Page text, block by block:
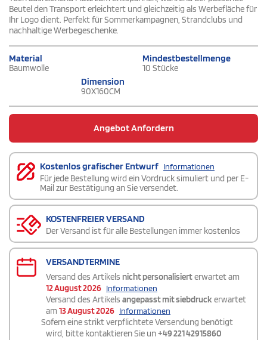
Beutel den Transport erleichtert und gleichzeitig als Werbefläche für
Ihr Logo dient. Perfekt für Sommerkampagnen, Strandclubs und
nachhaltige Werbegeschenke.
Material
Baumwolle
Mindestbestellmenge
10 Stücke
Dimension
90X160CM
Angebot Anfordern
Kostenlos grafischer Entwurf Informationen
Für jede Bestellung wird ein Vordruck simuliert und per E-
Mail zur Bestätigung an Sie versendet.
KOSTENFREIER VERSAND
Der Versand ist für alle Bestellungen immer kostenlos
VERSANDTERMINE
Versand des Artikels nicht personalisierterwartet am
12 August 2026 Informationen
Versand des Artikels angepasst mit siebdruckerwartet
am 13 August 2026 Informationen
Sofern eine strikt verpflichtete Versendung benötigt
wird, bitte kontaktieren Sie un+49 221 42915860